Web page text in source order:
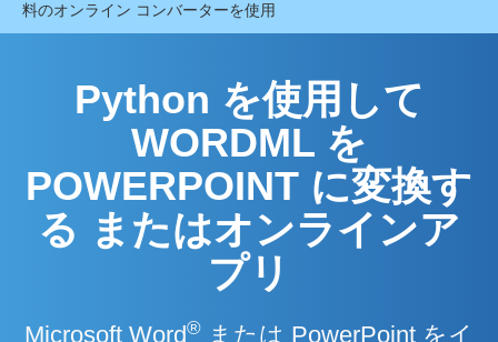
料のオンライン コンバーターを使用
Python を使用して
WORDML を
POWERPOINT に変換す
る またはオンラインア
プリ
Microsoft Word® または PowerPoint をイ